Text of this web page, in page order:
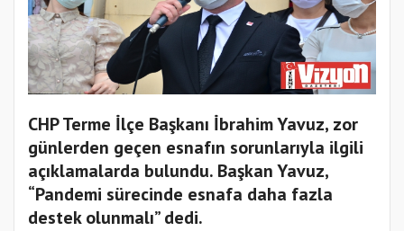
CHP Terme İlçe Başkanı İbrahim Yavuz, zor
günlerden geçen esnafın sorunlarıyla ilgili
açıklamalarda bulundu. Başkan Yavuz,
“Pandemi sürecinde esnafa daha fazla
destek olunmalı” dedi.